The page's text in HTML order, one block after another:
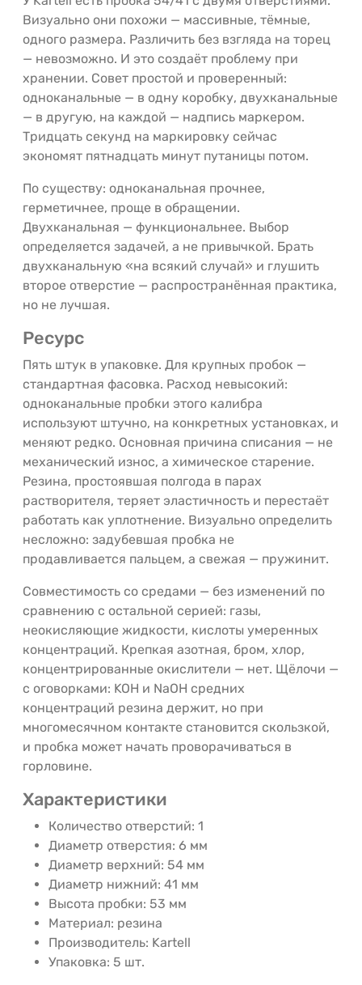
Визуально они похожи — массивные, тёмные,
одного размера. Различить без взгляда на торец
— невозможно. И это создаёт проблему при
хранении. Совет простой и проверенный:
одноканальные — в одну коробку, двухканальные
— в другую, на каждой — надпись маркером.
Тридцать секунд на маркировку сейчас
экономят пятнадцать минут путаницы потом.
По существу: одноканальная прочнее,
герметичнее, проще в обращении.
Двухканальная — функциональнее. Выбор
определяется задачей, а не привычкой. Брать
двухканальную «на всякий случай» и глушить
второе отверстие — распространённая практика,
но не лучшая.
Ресурс
Пять штук в упаковке. Для крупных пробок —
стандартная фасовка. Расход невысокий:
одноканальные пробки этого калибра
используют штучно, на конкретных установках, и
меняют редко. Основная причина списания — не
механический износ, а химическое старение.
Резина, простоявшая полгода в парах
растворителя, теряет эластичность и перестаёт
работать как уплотнение. Визуально определить
несложно: задубевшая пробка не
продавливается пальцем, а свежая — пружинит.
Совместимость со средами — без изменений по
сравнению с остальной серией: газы,
неокисляющие жидкости, кислоты умеренных
концентраций. Крепкая азотная, бром, хлор,
концентрированные окислители — нет. Щёлочи —
с оговорками: KOH и NaOH средних
концентраций резина держит, но при
многомесячном контакте становится скользкой,
и пробка может начать проворачиваться в
горловине.
Характеристики
Количество отверстий: 1
Диаметр отверстия: 6 мм
Диаметр верхний: 54 мм
Диаметр нижний: 41 мм
Высота пробки: 53 мм
Материал: резина
Производитель: Kartell
Упаковка: 5 шт.